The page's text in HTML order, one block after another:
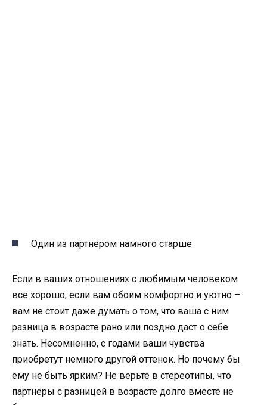
Один из партнёром намного старше
Если в ваших отношениях с любимым человеком
все хорошо, если вам обоим комфортно и уютно –
вам не стоит даже думать о том, что ваша с ним
разница в возрасте рано или поздно даст о себе
знать. Несомненно, с годами ваши чувства
приобретут немного другой оттенок. Но почему бы
ему не быть ярким? Не верьте в стереотипы, что
партнёры с разницей в возрасте долго вместе не